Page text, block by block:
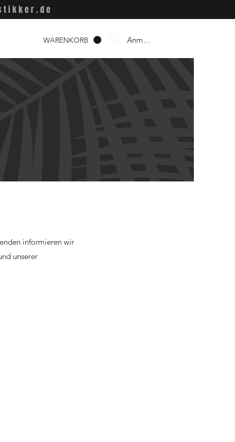
Anmelden
WARENKORB
informieren wir
unserer